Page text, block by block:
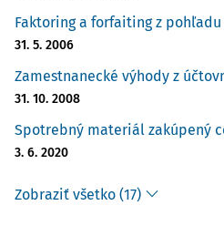
Faktoring a forfaiting z
31. 5. 2006
Zamestnanecké výhody z
31. 10. 2008
Spotrebný materiál zakúpený
3. 6. 2020
Zobraziť všetko (17)